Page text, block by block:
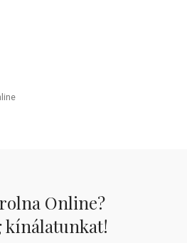
Online?
kínálatunkat!